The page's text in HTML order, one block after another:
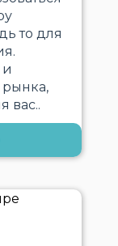
то для
рынка,
вас..